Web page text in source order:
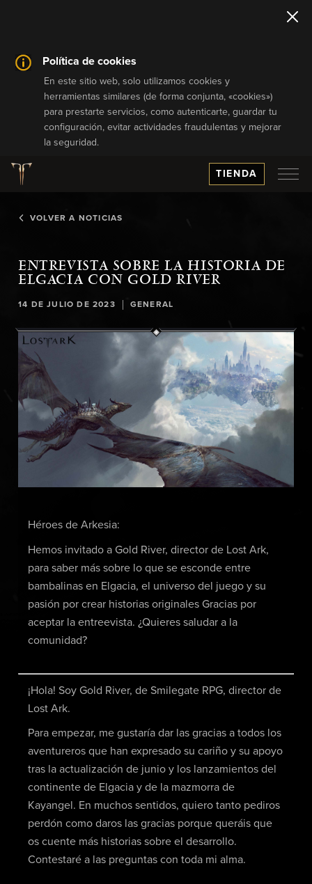
Política de cookies
En este sitio web, solo utilizamos cookies y
herramientas similares (de forma conjunta, «cookies»)
para prestarte servicios, como autenticarte, guardar tu
configuración, evitar actividades fraudulentas y mejorar
la seguridad.
TIENDA
VOLVER A NOTICIAS
ENTREVISTA SOBRE LA HISTORIA DE
ELGACIA CON GOLD RIVER
14 DE JULIO DE 2023 | GENERAL
Héroes de Arkesia:
Hemos invitado a Gold River, director de Lost Ark,
para saber más sobre lo que se esconde entre
bambalinas en Elgacia, el universo del juego y su
pasión por crear historias originales Gracias por
aceptar la entreevista. ¿Quieres saludar a la
comunidad?
¡Hola! Soy Gold River, de Smilegate RPG, director de
Lost Ark.
Para empezar, me gustaría dar las gracias a todos los
aventureros que han expresado su cariño y su apoyo
tras la actualización de junio y los lanzamientos del
continente de Elgacia y de la mazmorra de
Kayangel. En muchos sentidos, quiero tanto pediros
perdón como daros las gracias porque queráis que
os cuente más historias sobre el desarrollo.
Contestaré a las preguntas con toda mi alma.